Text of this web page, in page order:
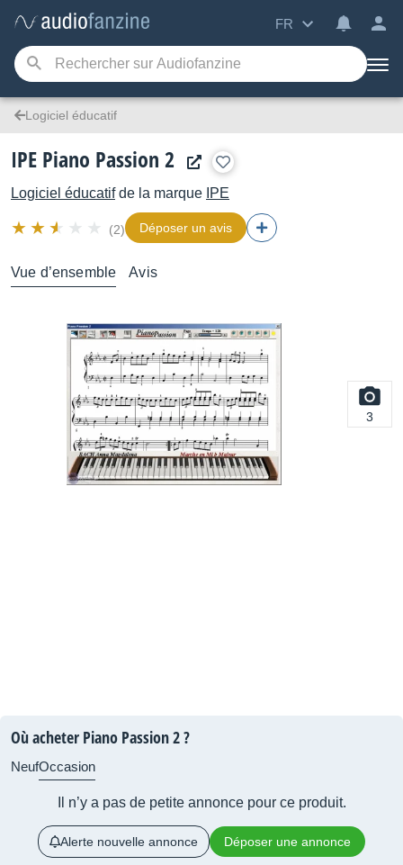
FR
Logiciel éducatif
IPE Piano Passion 2
Logiciel éducatifde la marque IPE
(2) Déposer un avis
Vue d’ensemble Avis
3
Où acheter Piano Passion 2 ?
NeufOccasion
Il n’y a pas de petite annonce pour ce produit.
Alerte nouvelle annonce Déposer une annonce